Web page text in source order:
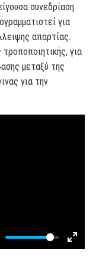
συνεδρίαση
για
απαρτίας.
για
μεταξύ της
για την